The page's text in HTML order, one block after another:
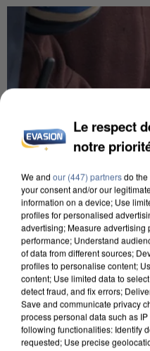
UN SECOND CADRE
INTERPELLÉ EN
Le respect
notre
We and our (447) partnersdo
your consent and/or our
information on a device; Use
profiles for personalised
advertising; Measure advertising
performance; Understand
of data from different sources;
profiles to personalise content;
content; Use limited data to
detect fraud, and fix errors;
Save and communicate privacy
process personal data such as
following functionalities: Identify
requested; Use precise